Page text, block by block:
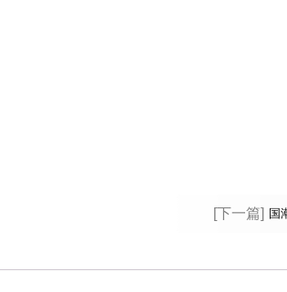
[下一篇] 国